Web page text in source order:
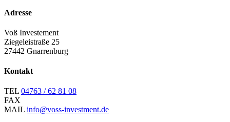
Adresse
Voß Investement
Ziegeleistraße 25
27442 Gnarrenburg
Kontakt
TEL 04763 / 62 81 08
FAX
MAIL info@voss-investment.de